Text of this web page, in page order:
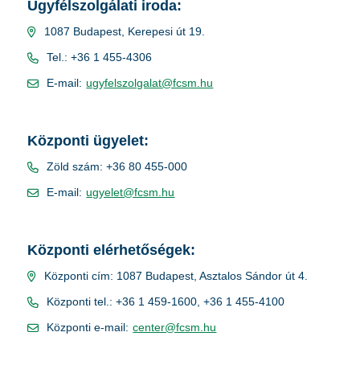
Ügyfélszolgálati iroda:
1087 Budapest, Kerepesi út 19.
Tel.: +36 1 455-4306
E-mail: ugyfelszolgalat@fcsm.hu
Központi ügyelet:
Zöld szám: +36 80 455-000
E-mail: ugyelet@fcsm.hu
Központi elérhetőségek:
Központi cím: 1087 Budapest, Asztalos Sándor út 4.
Központi tel.: +36 1 459-1600, +36 1 455-4100
Központi e-mail: center@fcsm.hu